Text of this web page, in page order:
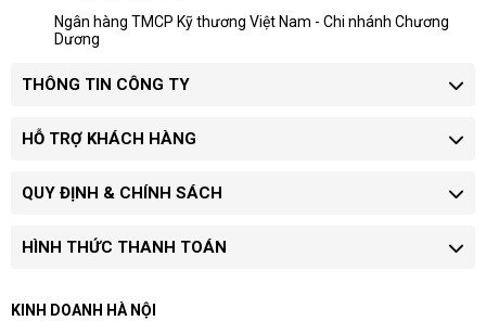
Ngân hàng TMCP Kỹ thương Việt Nam - Chi nhánh Chương
Dương
THÔNG TIN CÔNG TY
HỖ TRỢ KHÁCH HÀNG
QUY ĐỊNH & CHÍNH SÁCH
HÌNH THỨC THANH TOÁN
KINH DOANH HÀ NỘI